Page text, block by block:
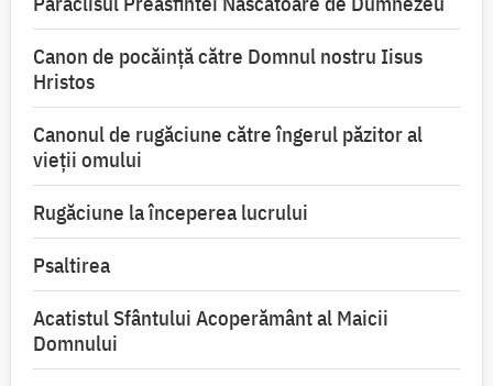
Canon de pocăință către Domnul nostru Iisus
Hristos
Canonul de rugăciune către îngerul păzitor al
vieții omului
Rugăciune la începerea lucrului
Psaltirea
Acatistul Sfântului Acoperământ al Maicii
Domnului